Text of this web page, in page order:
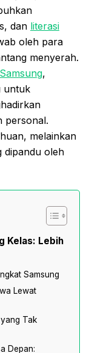
dan literasi
oleh para
menyerah.
Samsung,
untuk
personal.
melainkan
dipandu oleh
Kelas: Lebih
Samsung
Lewat
Tak
Depan: